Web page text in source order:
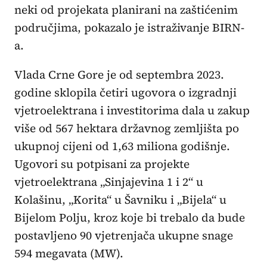
neki od projekata planirani na zaštićenim
područjima, pokazalo je istraživanje BIRN-
a.
Vlada Crne Gore je od septembra 2023.
godine sklopila četiri ugovora o izgradnji
vjetroelektrana i investitorima dala u zakup
više od 567 hektara državnog zemljišta po
ukupnoj cijeni od 1,63 miliona godišnje.
Ugovori su potpisani za projekte
vjetroelektrana „Sinjajevina 1 i 2“ u
Kolašinu, „Korita“ u Šavniku i „Bijela“ u
Bijelom Polju, kroz koje bi trebalo da bude
postavljeno 90 vjetrenjača ukupne snage
594 megavata (MW).